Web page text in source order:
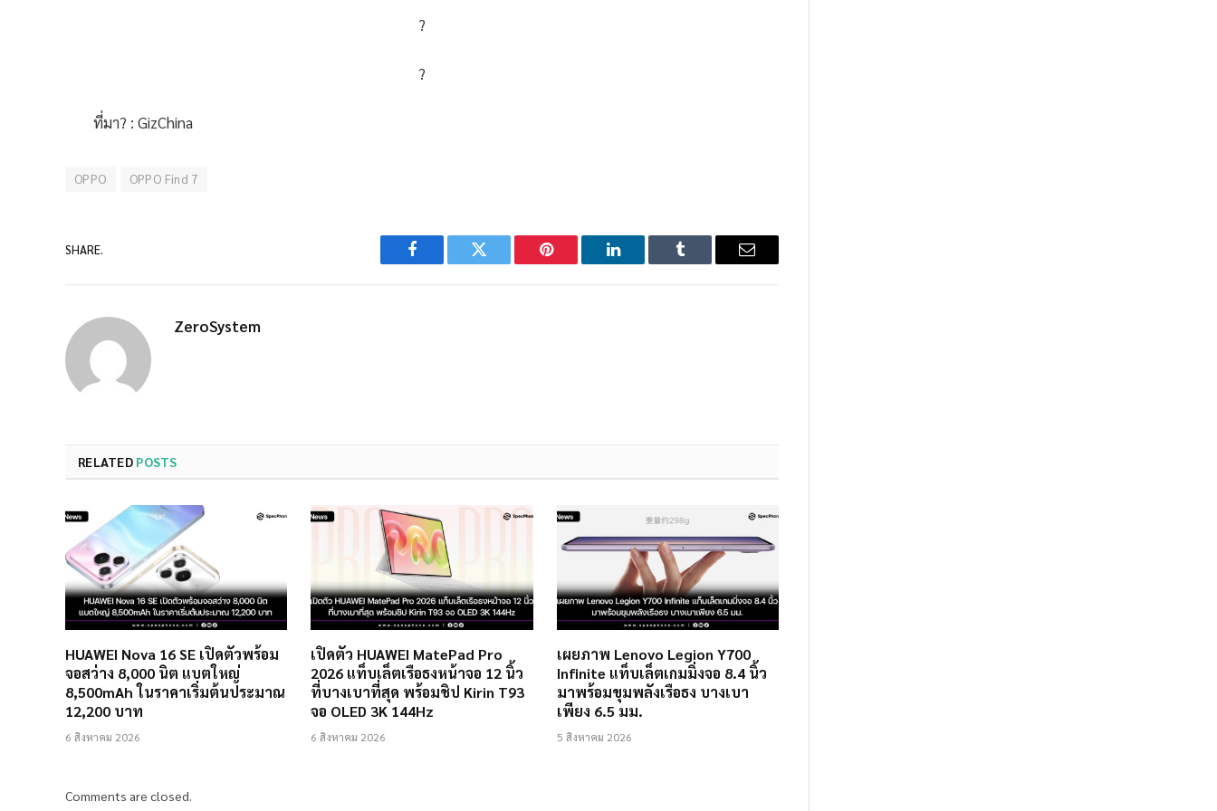
?
?
ที่มา? : GizChina
OPPO OPPO Find 7
SHARE.
Facebook Twitter Pinterest LinkedIn Tumblr Email
ZeroSystem
RELATED POSTS
HUAWEI Nova 16 SE เปิดตัวพร้อม
จอสว่าง 8,000 นิต แบตใหญ่
8,500mAh ในราคาเริ่มต้นประมาณ
12,200 บาท
6 สิงหาคม 2026
เปิดตัว HUAWEI MatePad Pro
2026 แท็บเล็ตเรือธงหน้าจอ 12 นิ้ว
ที่บางเบาที่สุด พร้อมชิป Kirin T93
จอ OLED 3K 144Hz
6 สิงหาคม 2026
เผยภาพ Lenovo Legion Y700
Infinite แท็บเล็ตเกมมิ่งจอ 8.4 นิ้ว
มาพร้อมขุมพลังเรือธง บางเบา
เพียง 6.5 มม.
5 สิงหาคม 2026
Comments are closed.